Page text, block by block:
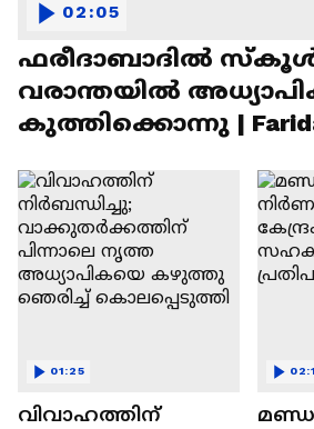
ഫരീദാബാദില്‍
വരാന്തയില്‍
കുത്തിക്കൊന്നു |
02:05
വിവാഹത്തിന്
01:25